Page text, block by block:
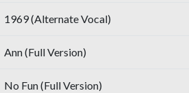
1969 (Alternate Vocal)
Ann (Full Version)
No Fun (Full Version)